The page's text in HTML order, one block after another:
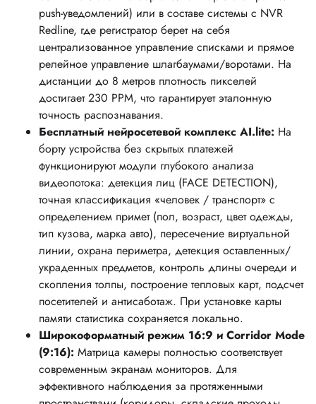
push-уведомлений) или в составе системы с NVR
Redline, где регистратор берет на себя
централизованное управление списками и прямое
релейное управление шлагбаумами/воротами. На
дистанции до 8 метров плотность пикселей
достигает 230 PPM, что гарантирует эталонную
точность распознавания.
Бесплатный нейросетевой комплекс AI.lite: На
борту устройства без скрытых платежей
функционируют модули глубокого анализа
видеопотока: детекция лиц (FACE DETECTION),
точная классификация «человек / транспорт» с
определением примет (пол, возраст, цвет одежды,
тип кузова, марка авто), пересечение виртуальной
линии, охрана периметра, детекция оставленных/
украденных предметов, контроль длины очереди и
скопления толпы, построение тепловых карт, подсчет
посетителей и антисаботаж. При установке карты
памяти статистика сохраняется локально.
Широкоформатный режим 16:9 и Corridor Mode
(9:16): Матрица камеры полностью соответствует
современным экранам мониторов. Для
эффективного наблюдения за протяженными